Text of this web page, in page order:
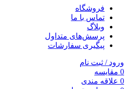
فروشگاه
تماس با ما
وبلاگ
پرسش‌های متداول
پیگیری سفارشات
ورود / ثبت نام
0 مقایسه
0 علاقه مندی